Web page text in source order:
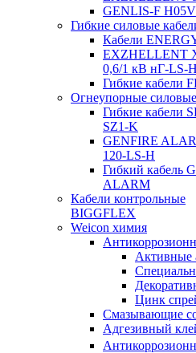
GENLIS-F
Гибкие силовые
Кабели
EXZHELLENT
0,6/1 кВ нГ-LS-
Гибкие кабели
Огнеупорные
Гибкие кабели
SZ1-K
GENFIRE
120-LS-H
Гибкий кабель
ALARM
Кабели контрольные
BIGGFLEX
Weicon химия
Активные
Цинк
Смазывающие
Адгезивный